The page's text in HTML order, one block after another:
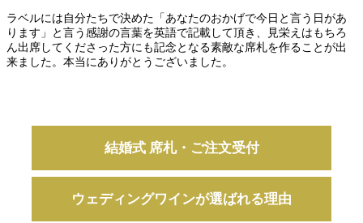
ラベルには自分たちで決めた「あなたのおかげで今日と言う日があ
ります」と言う感謝の言葉を英語で記載して頂き、見栄えはもちろ
ん出席してくださった方にも記念となる素敵な席札を作ることが出
来ました。本当にありがとうございました。
結婚式 席札・ご注文受付
ウェディングワインが選ばれる理由